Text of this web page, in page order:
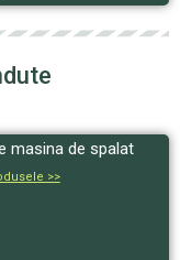
masina de spalat
>>